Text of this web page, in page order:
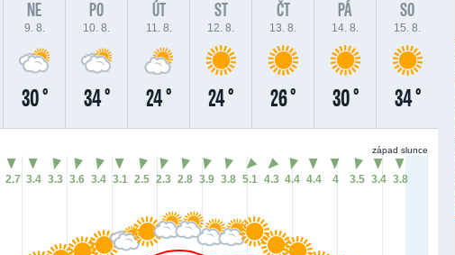
NE
9. 8.
30 °
PO
10. 8.
34 °
ÚT
11. 8.
24 °
ST
12. 8.
24 °
ČT
13. 8.
26 °
PÁ
14. 8.
30 °
SO
15. 8.
34 °
západ slunce
2.7 3.4 3.3 3.6 3.4 3.1 2.5 2.3 2.8 3.9 3.8 5.1 4.3 4.4 4.4 4 3.5 3.4 3.8